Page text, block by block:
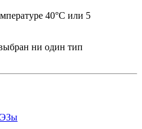
40°С или 5
ни один тип